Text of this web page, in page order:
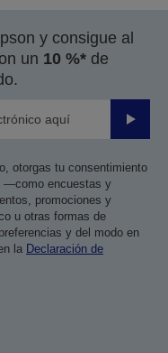
y consigue al
un 10 %* de
Enviar
otorgas tu consentimiento
—como encuestas y
promociones y
u otras formas de
y del modo en
la Declaración de